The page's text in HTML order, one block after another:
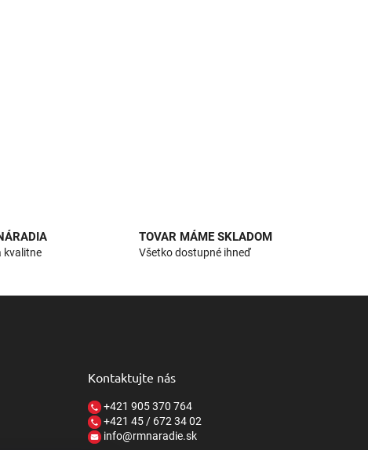
kvalitne
TOVAR MÁME SKLADOM
Všetko dostupné ihneď
Kontaktujte nás
+421 905 370 764
+421 45 / 672 34 02
info@rmnaradie.sk